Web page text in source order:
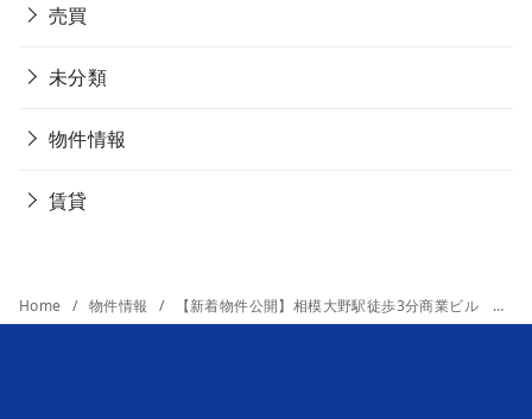
売買
未分類
物件情報
賃貸
Home 物件情報 【新着物件公開】相模大野駅徒歩3分商業ビル 美容室居抜き